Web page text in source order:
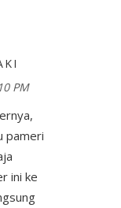
PM
pameri
ini ke